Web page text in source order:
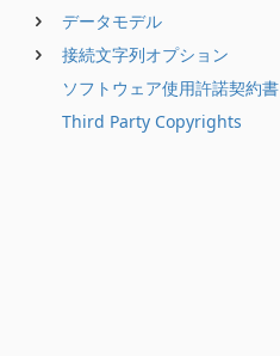
データモデル
接続文字列オプション
ソフトウェア使用許諾契約書
Third Party Copyrights